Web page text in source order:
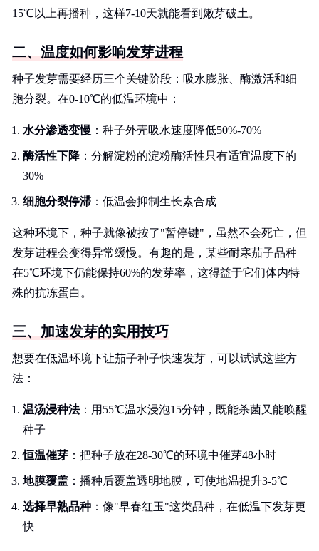
15℃以上再播种，这样7-10天就能看到嫩芽破土。
二、温度如何影响发芽进程
种子发芽需要经历三个关键阶段：吸水膨胀、酶激活和细
胞分裂。在0-10℃的低温环境中：
水分渗透变慢 ：种子外壳吸水速度降低50%-70%
酶活性下降：分解淀粉的淀粉酶活性只有适宜温度下的
30%
细胞分裂停滞 ：低温会抑制生长素合成
这种环境下，种子就像被按了"暂停键"，虽然不会死亡，但
发芽进程会变得异常缓慢。有趣的是，某些耐寒茄子品种
在5℃环境下仍能保持60%的发芽率，这得益于它们体内特
殊的抗冻蛋白。
三、加速发芽的实用技巧
想要在低温环境下让茄子种子快速发芽，可以试试这些方
法：
温汤浸种法：用55℃温水浸泡15分钟，既能杀菌又能唤醒
种子
恒温催芽 ：把种子放在28-30℃的环境中催芽48小时
地膜覆盖 ：播种后覆盖透明地膜，可使地温提升3-5℃
选择早熟品种 ：像"早春红玉"这类品种，在低温下发芽更
快